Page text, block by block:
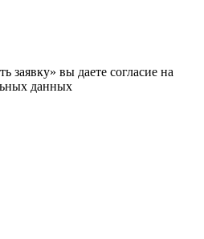
заявку» вы даете согласие на
данных